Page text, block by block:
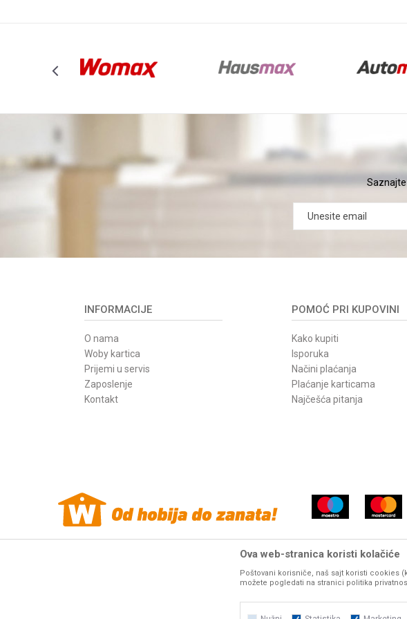
INFORMACIJE
O nama
Woby kartica
Prijemi u servis
Zaposlenje
Kontakt
POMOĆ PRI KUPOVINI
Kako kupiti
Isporuka
Načini plaćanja
Plaćanje karticama
Najčešća pitanja
mašina i alata na ovom sajtu iskazane su u
resurse da Vam svi artikli na ovom sajtu budu prikazani sa ispravnim
Ova web-stranica koristi kolačiće
Poštovani korisniče, naš sajt koristi cookies
možete pogledati na stranici politika